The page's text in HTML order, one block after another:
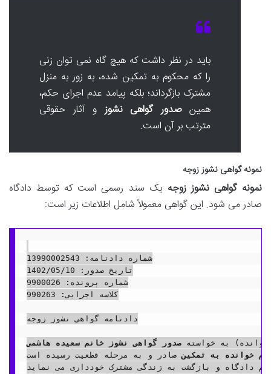
باید در نظر داشت که هیچ گاه نمی توان زنی
را که محکوم به تمکین شده، به زور به منزل
مشترک بازگرداند؛ بلکه پیامد عدم اجرای حکم،
همینصدور گواهی نشوزو آثار حقوقی
مترتب بر آن است.
نمونه گواهی نشوز زوجه
نمونه گواهی نشوز زوجه یک سند رسمی است که توسط دادگاه
صادر می شود. این گواهی معمولاً شامل اطلاعات زیر است:
شماره دادنامه: 13990002543
تاریخ صدور: 1402/05/10
شماره پرونده: 9900026
کلاسه اجرایی: 990263
دادنامه گواهی نشوز زوجه
به خواسته صدور گواهی نشوز خانم سعیده هاشمی
خوانده به تمکین صادر و به مرحله قطعیت رسیده است.
دادگاه و بازگشت به زندگی مشترک خودداری می نماید.